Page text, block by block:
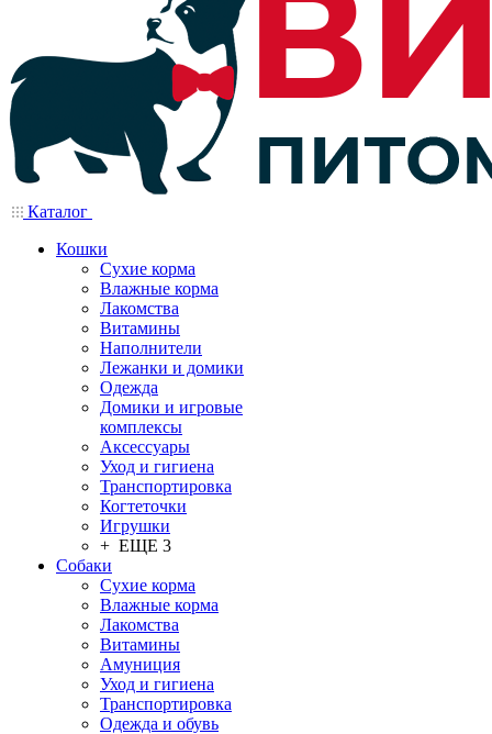
Каталог
Кошки
Сухие корма
Влажные корма
Лакомства
Витамины
Наполнители
Лежанки и домики
Одежда
Домики и игровые
комплексы
Аксессуары
Уход и гигиена
Транспортировка
Когтеточки
Игрушки
+ ЕЩЕ 3
Собаки
Сухие корма
Влажные корма
Лакомства
Витамины
Амуниция
Уход и гигиена
Транспортировка
Одежда и обувь